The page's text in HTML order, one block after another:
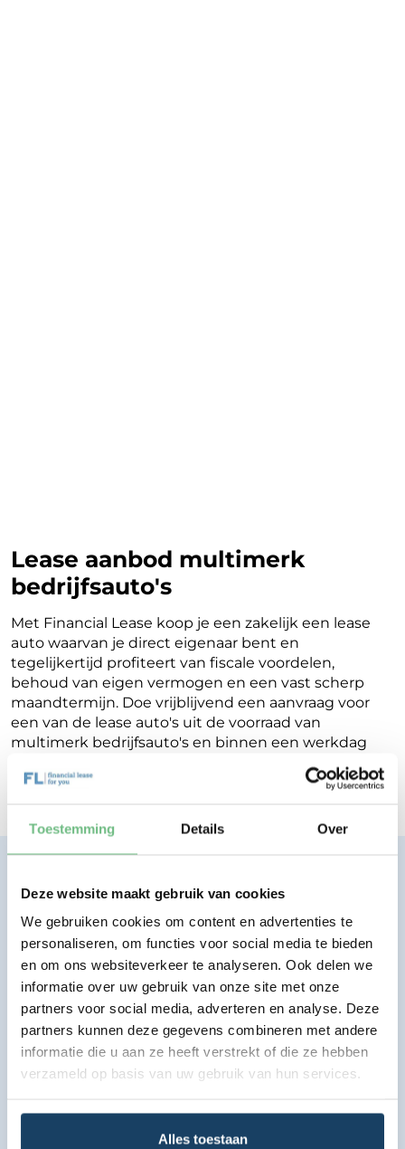
Toestemming Details Over
Deze website maakt gebruik van cookies
We gebruiken cookies om content en advertenties te
personaliseren, om functies voor social media te bieden
en om ons websiteverkeer te analyseren. Ook delen we
informatie over uw gebruik van onze site met onze
partners voor social media, adverteren en analyse. Deze
partners kunnen deze gegevens combineren met andere
informatie die u aan ze heeft verstrekt of die ze hebben
verzameld op basis van uw gebruik van hun services.
Alles toestaan
Lease aanbod multimerk
bedrijfsauto's
Met Financial Lease koop je een zakelijk een lease
auto waarvan je direct eigenaar bent en
tegelijkertijd profiteert van fiscale voordelen,
behoud van eigen vermogen en een vast scherp
maandtermijn. Doe vrijblijvend een aanvraag voor
een van de lease auto's uit de voorraad van
multimerk bedrijfsauto's en binnen een werkdag
ontvang je terugkoppeling op de mogelijkheden
voor jouw Financial Lease.
Eenvoudig, transparant, vertrouwd.
Bekijk lease aanbod